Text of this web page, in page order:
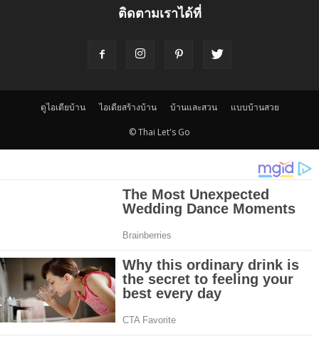
ติดตามเราได้ที่
ดูไอเดียบ้าน ไอเดียสร้างบ้าน บ้านและสวน แบบบ้านสวย
© Thai Let's Go